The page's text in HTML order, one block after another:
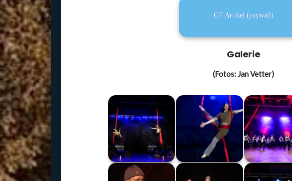
GT Arti­kel (pay­wall)
Gale­rie
(Fotos: Jan Vet­ter)